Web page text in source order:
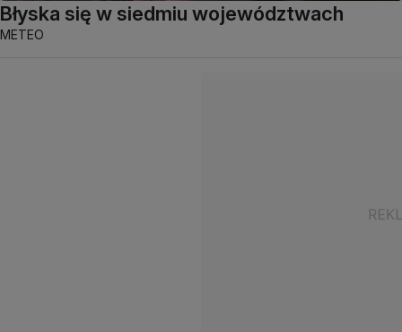
Błyska się w siedmiu województwach
METEO